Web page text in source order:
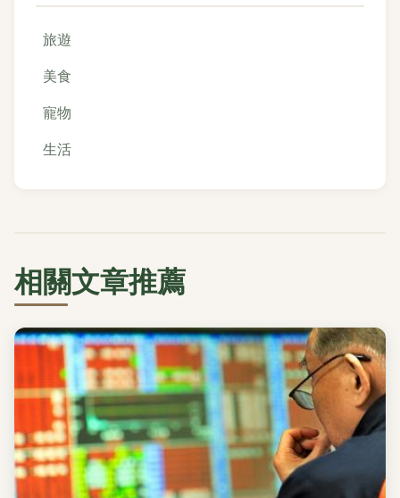
旅遊
美食
寵物
生活
相關文章推薦